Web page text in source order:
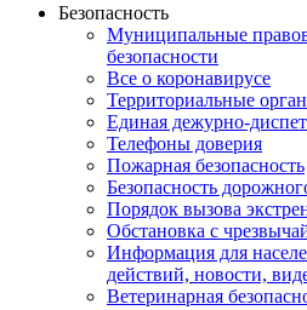
Безопасность
Муниципальные
безопасности
Все о коронавирусе
Территориальные
Единая дежурно-
Телефоны доверия
Пожарная безопасность
Безопасность
Порядок вызова
Обстановка с
Информация для
действий, новости,
Ветеринарная